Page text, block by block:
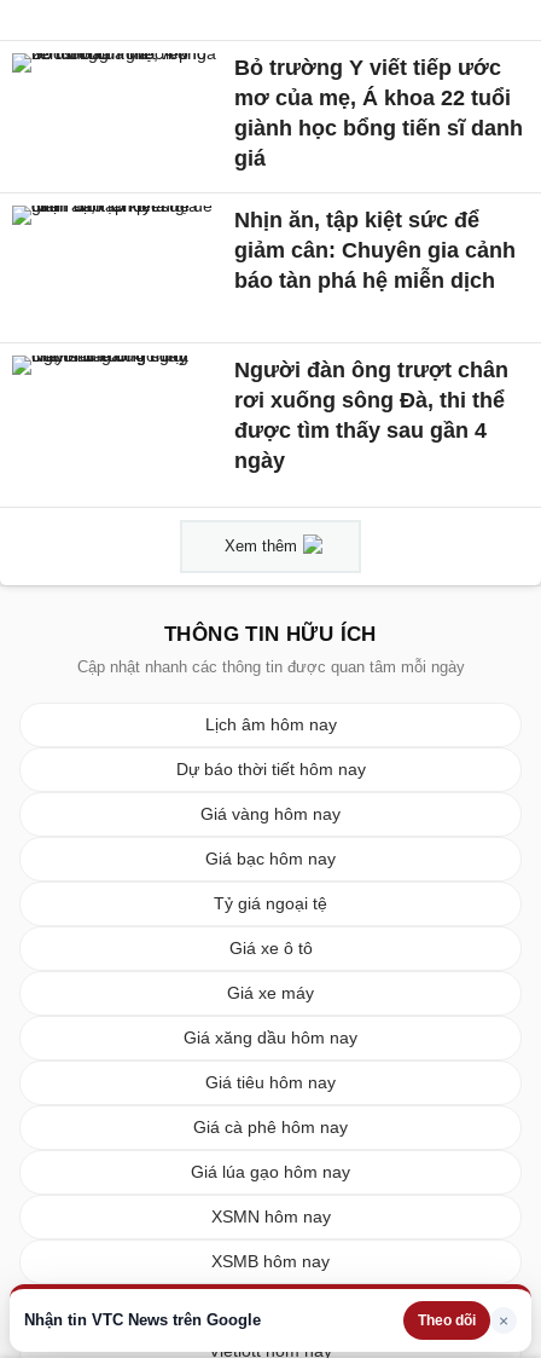
Nhận tin VTC News trên Google Theo dõi ×
Bỏ trường Y viết tiếp ước
mơ của mẹ, Á khoa 22 tuổi
giành học bổng tiến sĩ danh
giá
Nhịn ăn, tập kiệt sức để
giảm cân: Chuyên gia cảnh
báo tàn phá hệ miễn dịch
Người đàn ông trượt chân
rơi xuống sông Đà, thi thể
được tìm thấy sau gần 4
ngày
Xem thêm
THÔNG TIN HỮU ÍCH
Cập nhật nhanh các thông tin được quan tâm mỗi ngày
Lịch âm hôm nay
Dự báo thời tiết hôm nay
Giá vàng hôm nay
Giá bạc hôm nay
Tỷ giá ngoại tệ
Giá xe ô tô
Giá xe máy
Giá xăng dầu hôm nay
Giá tiêu hôm nay
Giá cà phê hôm nay
Giá lúa gạo hôm nay
XSMN hôm nay
XSMB hôm nay
Vietlott hôm nay